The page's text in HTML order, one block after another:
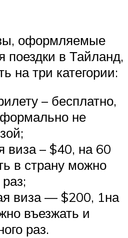
оформляемые
поездки в Тайланд,
на три категории:
– бесплатно,
не
виза – $40, на 60
в страну можно
виза — $200, 1на
въезжать и
раз.